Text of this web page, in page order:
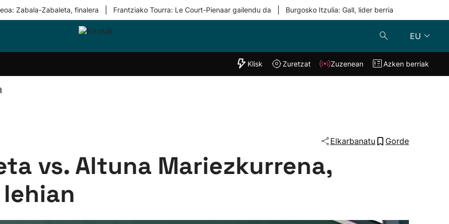
Zabala-Zabaleta, finalera Frantziako Tourra: Le Court-Pienaar gailendu da Burgosko Itzulia: Gall, lider berria
EU
Taldeak
"Helmuga"
Klisk Zuzenean
Klisk Zuretzat Zuzenean Azken berriak
Elkarbanatu Gorde
vs. Altuna Mariezkurrena,